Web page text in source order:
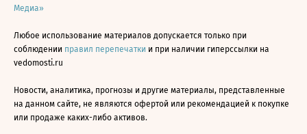
Медиа»
Любое использование материалов допускается только при
соблюдении правил перепечатки и при наличии гиперссылки на
vedomosti.ru
Новости, аналитика, прогнозы и другие материалы, представленные
на данном сайте, не являются офертой или рекомендацией к покупке
или продаже каких-либо активов.